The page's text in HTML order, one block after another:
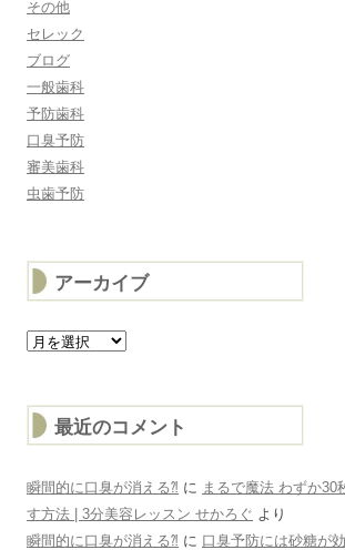
その他
セレック
ブログ
一般歯科
予防歯科
口臭予防
審美歯科
虫歯予防
アーカイブ
ア
ー
最近のコメント
瞬間的に口臭が消える⁈ に まるで魔法 わずか30
す方法 | 3分美容レッスン せかろぐ より
瞬間的に口臭が消える⁈ に 口臭予防には砂糖が